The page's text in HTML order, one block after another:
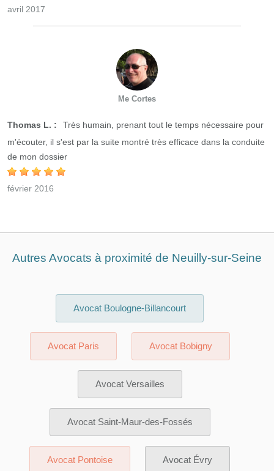
avril 2017
Me Cortes
Thomas L. :
Très humain, prenant tout le temps nécessaire pour
m'écouter, il s'est par la suite montré très efficace dans la conduite
de mon dossier
février 2016
Autres Avocats à proximité de Neuilly-sur-Seine
Avocat Boulogne-Billancourt
Avocat Paris Avocat Bobigny
Avocat Versailles
Avocat Saint-Maur-des-Fossés
Avocat Pontoise Avocat Évry